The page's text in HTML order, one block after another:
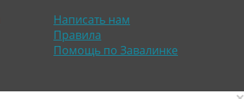
Написать нам
Правила
Помощь по Завалинке